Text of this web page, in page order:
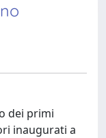
dei primi
inaugurati a